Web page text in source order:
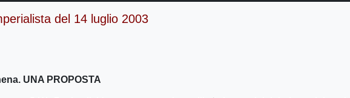
del 14 luglio 2003
UNA PROPOSTA